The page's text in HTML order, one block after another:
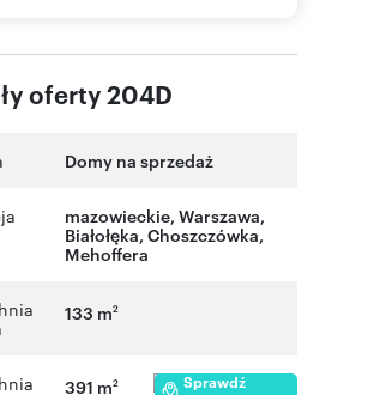
oferty 204D
Domy na sprzedaż
mazowieckie, Warszawa,
Białołęka, Choszczówka,
Mehoffera
133 m2
391 m2
Sprawdź